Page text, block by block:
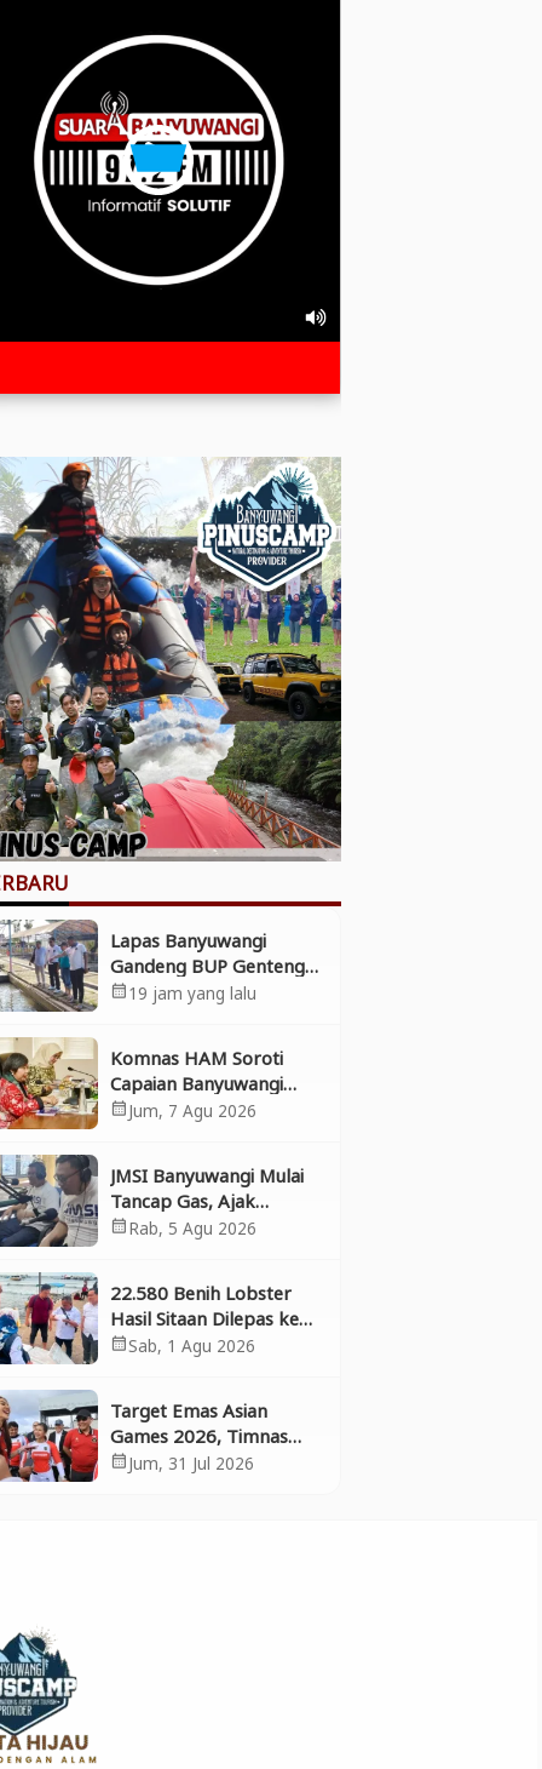
Lapas Banyuwangi
Gandeng BUP Genteng
Dukung Ketahanan
Pangan
calendar_month19 jam yang lalu
Komnas HAM Soroti
Capaian Banyuwangi
dalam Pembangunan
Inklusif, Diusulkan Ikut
calendar_monthJum, 7 Agu 2026
JMSI Banyuwangi Mulai
Tancap Gas, Ajak
Perusahaan Pers
Bergabung dan Perkuat
calendar_monthRab, 5 Agu 2026
22.580 Benih Lobster
Hasil Sitaan Dilepas ke
Laut, Polresta
Banyuwangi Selamatkan
Ekosistem
calendar_monthSab, 1 Agu 2026
Target Emas Asian
Games 2026, Timnas
BMX Indonesia
calendar_monthJum, 31 Jul 2026